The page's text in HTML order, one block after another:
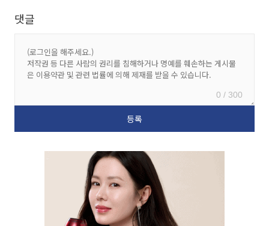
댓글
0 / 300